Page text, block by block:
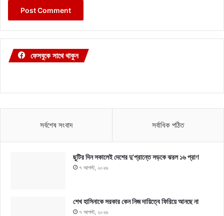
ফেসবুকে সাথে থাকুন
সর্বশেষ সংবাদ সর্বাধিক পঠিত
ছুটির দিন সকালেই দেশের দু’প্রান্তে সড়কে ঝরল ১৬ প্রাণ
৭ আগস্ট, ২০২৬
শেখ হাসিনাকে সরকার কেন নিজ দায়িত্বে ফিরিয়ে আনছে না
৭ আগস্ট, ২০২৬